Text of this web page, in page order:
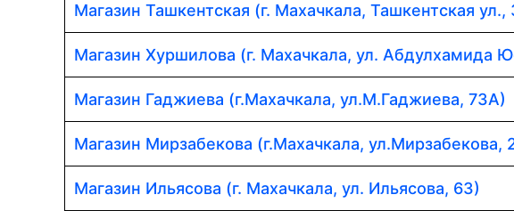
Магазин Ташкентская (г. Махачкала, Ташкентская ул.,
Магазин Хуршилова (г. Махачкала, ул. Абдулхамида
Магазин Гаджиева (г.Махачкала, ул.М.Гаджиева, 73А)
Магазин Мирзабекова (г.Махачкала, ул.Мирзабекова,
Магазин Ильясова (г. Махачкала, ул. Ильясова, 63)